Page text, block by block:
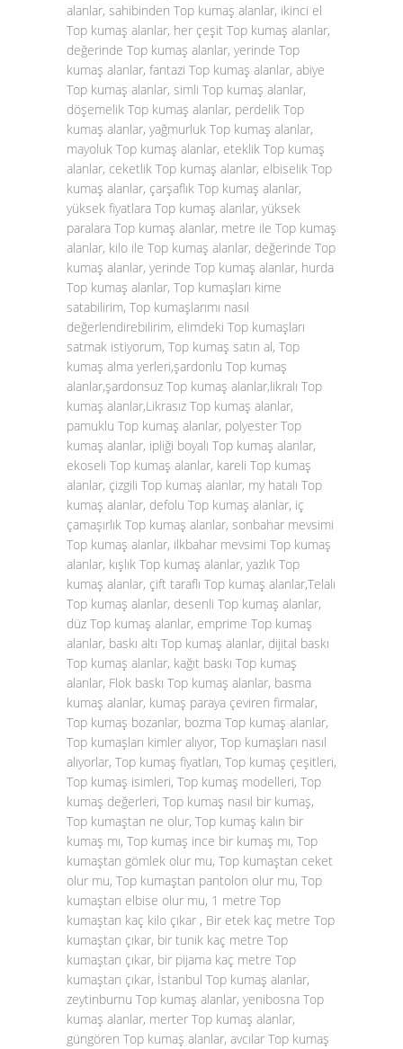
alanlar, sahibinden Top kumaş alanlar, ikinci el
Top kumaş alanlar, her çeşit Top kumaş alanlar,
değerinde Top kumaş alanlar, yerinde Top
kumaş alanlar, fantazi Top kumaş alanlar, abiye
Top kumaş alanlar, simli Top kumaş alanlar,
döşemelik Top kumaş alanlar, perdelik Top
kumaş alanlar, yağmurluk Top kumaş alanlar,
mayoluk Top kumaş alanlar, eteklik Top kumaş
alanlar, ceketlik Top kumaş alanlar, elbiselik Top
kumaş alanlar, çarşaflık Top kumaş alanlar,
yüksek fiyatlara Top kumaş alanlar, yüksek
paralara Top kumaş alanlar, metre ile Top kumaş
alanlar, kilo ile Top kumaş alanlar, değerinde Top
kumaş alanlar, yerinde Top kumaş alanlar, hurda
Top kumaş alanlar, Top kumaşları kime
satabilirim, Top kumaşlarımı nasıl
değerlendirebilirim, elimdeki Top kumaşları
satmak istiyorum, Top kumaş satın al, Top
kumaş alma yerleri,şardonlu Top kumaş
alanlar,şardonsuz Top kumaş alanlar,likralı Top
kumaş alanlar,Likrasız Top kumaş alanlar,
pamuklu Top kumaş alanlar, polyester Top
kumaş alanlar, ipliği boyalı Top kumaş alanlar,
ekoseli Top kumaş alanlar, kareli Top kumaş
alanlar, çizgili Top kumaş alanlar, my hatalı Top
kumaş alanlar, defolu Top kumaş alanlar, iç
çamaşırlık Top kumaş alanlar, sonbahar mevsimi
Top kumaş alanlar, ilkbahar mevsimi Top kumaş
alanlar, kışlık Top kumaş alanlar, yazlık Top
kumaş alanlar, çift taraflı Top kumaş alanlar,Telalı
Top kumaş alanlar, desenli Top kumaş alanlar,
düz Top kumaş alanlar, emprime Top kumaş
alanlar, baskı altı Top kumaş alanlar, dijital baskı
Top kumaş alanlar, kağıt baskı Top kumaş
alanlar, Flok baskı Top kumaş alanlar, basma
kumaş alanlar, kumaş paraya çeviren firmalar,
Top kumaş bozanlar, bozma Top kumaş alanlar,
Top kumaşları kimler alıyor, Top kumaşları nasıl
alıyorlar, Top kumaş fiyatları, Top kumaş çeşitleri,
Top kumaş isimleri, Top kumaş modelleri, Top
kumaş değerleri, Top kumaş nasıl bir kumaş,
Top kumaştan ne olur, Top kumaş kalın bir
kumaş mı, Top kumaş ince bir kumaş mı, Top
kumaştan gömlek olur mu, Top kumaştan ceket
olur mu, Top kumaştan pantolon olur mu, Top
kumaştan elbise olur mu, 1 metre Top
kumaştan kaç kilo çıkar , Bir etek kaç metre Top
kumaştan çıkar, bir tunik kaç metre Top
kumaştan çıkar, bir pijama kaç metre Top
kumaştan çıkar, İstanbul Top kumaş alanlar,
zeytinburnu Top kumaş alanlar, yenibosna Top
kumaş alanlar, merter Top kumaş alanlar,
güngören Top kumaş alanlar, avcılar Top kumaş